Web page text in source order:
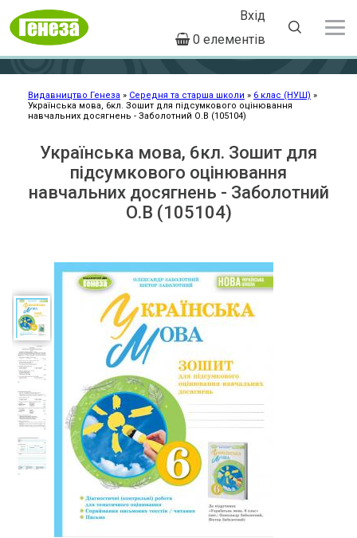
основного
вмісту
User
account
menu
Вхід
0 елементів
Рядок
навіґації
Видавництво Генеза Середня та старша школи
6 клас (НУШ)
Українська мова, 6кл. Зошит для підсумкового оцінювання
навчальних досягнень - Заболотний О.В (105104)
Українська мова, 6кл. Зошит для
підсумкового оцінювання
навчальних досягнень - Заболотний
О.В (105104)